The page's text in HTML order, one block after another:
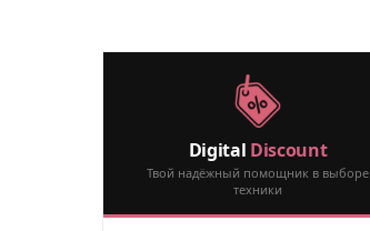
Digital Discount
Твой надёжный помощник в выборе
техники